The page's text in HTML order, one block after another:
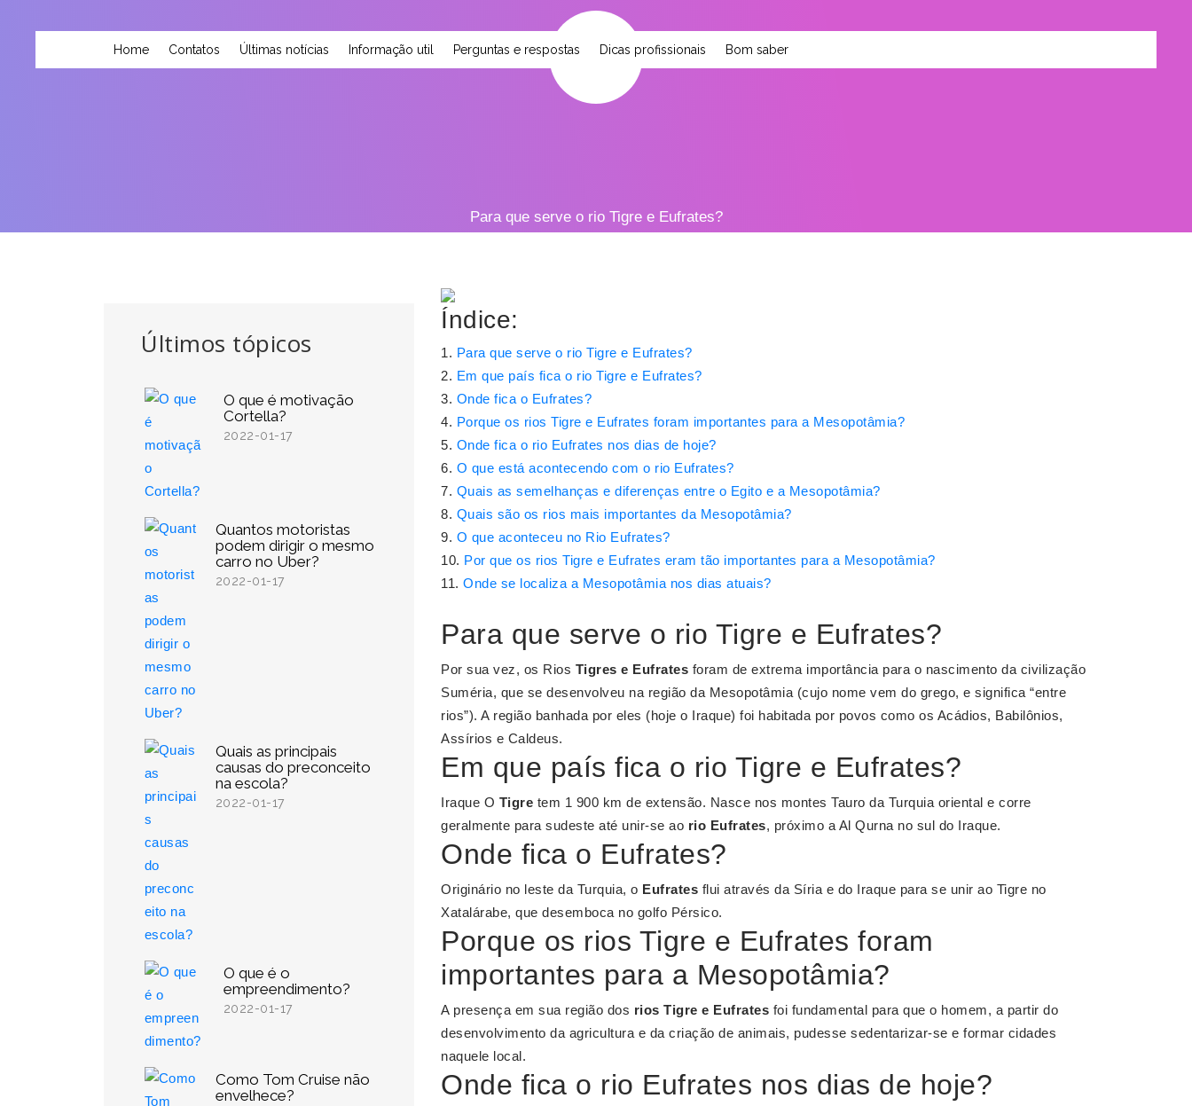
Home Contatos Últimas notícias Informação util Perguntas e respostas Dicas profissionais Bom saber
Para que serve o rio Tigre e Eufrates?
Últimos tópicos
O que é motivação
Cortella?
2022-01-17
Quantos motoristas
podem dirigir o mesmo
carro no Uber?
2022-01-17
Quais as principais
causas do preconceito
na escola?
2022-01-17
O que é o
empreendimento?
2022-01-17
Como Tom Cruise não
envelhece?
Índice:
Para que serve o rio Tigre e Eufrates?
Em que país fica o rio Tigre e Eufrates?
Onde fica o Eufrates?
Porque os rios Tigre e Eufrates foram importantes para a Mesopotâmia?
Onde fica o rio Eufrates nos dias de hoje?
O que está acontecendo com o rio Eufrates?
Quais as semelhanças e diferenças entre o Egito e a Mesopotâmia?
Quais são os rios mais importantes da Mesopotâmia?
O que aconteceu no Rio Eufrates?
Por que os rios Tigre e Eufrates eram tão importantes para a Mesopotâmia?
Onde se localiza a Mesopotâmia nos dias atuais?
Para que serve o rio Tigre e Eufrates?
Por sua vez, os Rios Tigres e Eufrates foram de extrema importância para o nascimento da civilização
Suméria, que se desenvolveu na região da Mesopotâmia (cujo nome vem do grego, e significa “entre
rios”). A região banhada por eles (hoje o Iraque) foi habitada por povos como os Acádios, Babilônios,
Assírios e Caldeus.
Em que país fica o rio Tigre e Eufrates?
Iraque O Tigre tem 1 900 km de extensão. Nasce nos montes Tauro da Turquia oriental e corre
geralmente para sudeste até unir-se ao rio Eufrates, próximo a Al Qurna no sul do Iraque.
Onde fica o Eufrates?
Originário no leste da Turquia, o Eufrates flui através da Síria e do Iraque para se unir ao Tigre no
Xatalárabe, que desemboca no golfo Pérsico.
Porque os rios Tigre e Eufrates foram
importantes para a Mesopotâmia?
A presença em sua região dos rios Tigre e Eufrates foi fundamental para que o homem, a partir do
desenvolvimento da agricultura e da criação de animais, pudesse sedentarizar-se e formar cidades
naquele local.
Onde fica o rio Eufrates nos dias de hoje?